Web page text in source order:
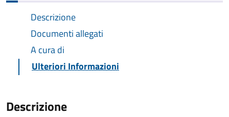
Descrizione
Documenti allegati
A cura di
Ulteriori Informazioni
Descrizione